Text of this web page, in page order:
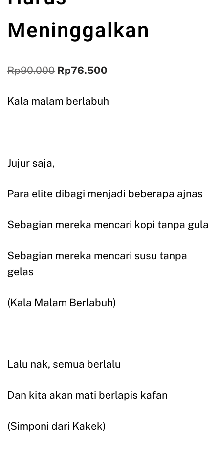
Meninggalkan
Rp90.000 Rp76.500
Kala malam berlabuh
Jujur saja,
Para elite dibagi menjadi beberapa ajnas
Sebagian mereka mencari kopi tanpa gula
Sebagian mereka mencari susu tanpa
gelas
(Kala Malam Berlabuh)
Lalu nak, semua berlalu
Dan kita akan mati berlapis kafan
(Simponi dari Kakek)